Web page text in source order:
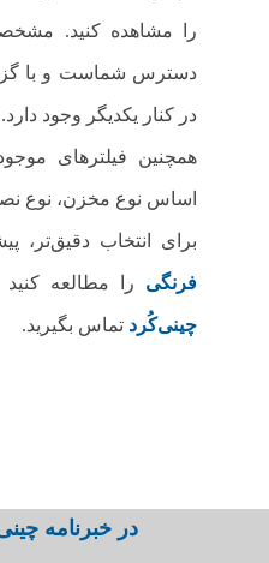
را مشاهده کنید.
دسترس شماست و با
در کنار یکدیگر وجود دارد.
همچنین فیلترهای
اساس نوع مخزن، نوع
برای انتخاب دقیق‌تر،
فرنگی را مطالعه
چینی‌کُرد تماس بگیرید.
در خبرنامه